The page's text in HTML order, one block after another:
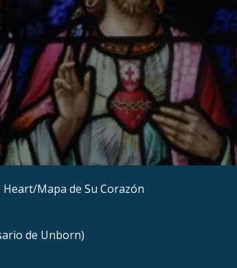
Mapa de Su Corazón
de Unborn)